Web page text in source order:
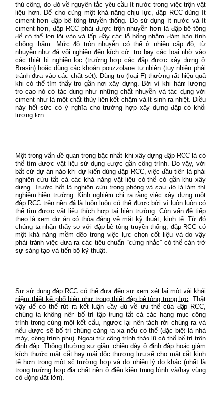
thủ công, do đó về nguyên tắc yêu cầu ít nước trong việc trộn vật
liệu hơn. Để cho cùng một khả năng chịu lực, đập RCC dùng ít
ciment hơn đập bê tông truyền thống. Do sử dụng ít nước và ít
ciment hơn, đập RCC phải được trộn nhuyễn hơn là đập bê tông
để có thể len lõi vào và lấp đầy các lỗ hổng nhằm đảm bảo tính
chống thấm. Mức độ trộn nhuyễn có thể ở nhiều cấp độ, từ
nhuyễn như đá vôi nghiền đến kích cở
tro bay các loại nhờ vào
các thiết bị nghiền lọc (trường hợp các đập được xây dựng ở
Brasin) hoặc dùng các khoán pouzzolane tự nhiên (tuy nhiên phải
tránh đưa vào các chất sét). Dùng tro (loại F) thường rất hiệu quả
khi có thể tìm thấy tro gần nơi xây dựng. Bới vì khi hàm lượng
tro cao nó có tác dụng như những chất nhuyễn và tác dụng với
ciment như là một chất thủy liên kết chậm và ít sinh ra nhiệt. Điều
này hết sức có ý nghĩa cho trường hợp xây dựng đập có khối
lượng lớn.
Một trong vấn đề quan trọng bậc nhất khi xây dựng đập RCC là có
thể tìm được vật liệu sử dụng được gần công trình. Do vậy, với
bất cứ dự án nào khi dự kiến dùng đập RCC, việc đầu tiên là phải
nghiên cứu tất cả các khả năng vật liệu có thể có gần khu xây
dựng. Trước hết là nghiên cứu trong phòng và sau đó là làm thí
nghiệm hiện trường. Kinh nghiệm chỉ ra rằng việcxây dựng một
đập RCC trên nền đá là luôn luôn có thể được bởi vì luôn luôn có
thể tìm được vật liệu thích hợp tại hiện trường. Còn vấn đề tiếp
theo là xem dự án có thỏa đáng về mặt kỹ thuật, kinh tế. Từ đó
chúng ta nhận thấy so với đập bê tông truyền thống, đập RCC có
một khả năng mềm dẽo trong việc lực chọn cốt liệu và do vậy
phải tránh việc đưa ra các tiêu chuẩn “cứng nhắc” có thể cản trở
sự sáng tạo và tiến bộ kỹ thuật.
Sự sử dụng đập RCC có thể đưa đến sự xem xét lại một vài khái
niệm thiết kế phổ biến như trong thiết đập bê tông trọng lực. Thật
vậy để có thể rút ra kết luận đầy đủ về ưu thế của đập RCC,
chúng ta không nên bố trí tập trung tất cả các hạng mục công
trình trong cùng một kết cấu, ngược lại nên tách rời chúng ra và
nếu được sẽ bố trí chúng càng ra xa nếu có thể (đặc biệt là nhà
máy, công trình phụ). Ngoại trừ công trình tháo lũ có thể bố trí trên
đỉnh đập. Thông thường sự giảm chiều dày ở đỉnh đập hoặc giảm
kích thước mặt cắt hay mái dốc thượng lưu sẽ cho mặt cắt kinh
tế hơn trong một số trường hợp và do nhiều lý do khác (nhất là
trong trường hợp địa chất nền ở điều kiện trung bình và/hay vùng
có động đất lớn).